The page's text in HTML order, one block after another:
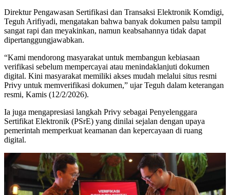
Direktur Pengawasan Sertifikasi dan Transaksi Elektronik Komdigi,
Teguh Arifiyadi, mengatakan bahwa banyak dokumen palsu tampil
sangat rapi dan meyakinkan, namun keabsahannya tidak dapat
dipertanggungjawabkan.
“Kami mendorong masyarakat untuk membangun kebiasaan
verifikasi sebelum mempercayai atau menindaklanjuti dokumen
digital. Kini masyarakat memiliki akses mudah melalui situs resmi
Privy untuk memverifikasi dokumen,” ujar Teguh dalam keterangan
resmi, Kamis (12/2/2026).
Ia juga mengapresiasi langkah Privy sebagai Penyelenggara
Sertifikat Elektronik (PSrE) yang dinilai sejalan dengan upaya
pemerintah memperkuat keamanan dan kepercayaan di ruang
digital.